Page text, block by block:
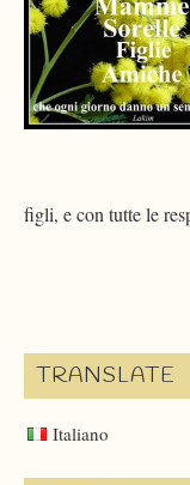
figli, e con tutte le
TRANSLATE
Italiano